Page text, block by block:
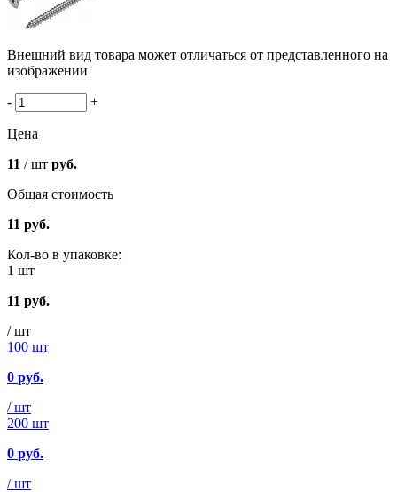
Внешний вид товара может отличаться от представленного на
изображении
- +
Цена
11 / шт руб.
Общая стоимость
11 руб.
Кол-во в упаковке:
1 шт
11 руб.
/ шт
100 шт
0 руб.
/ шт
200 шт
0 руб.
/ шт